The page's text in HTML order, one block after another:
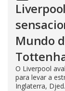
Mundo
O Liverpool
para levar a
Inglaterra,